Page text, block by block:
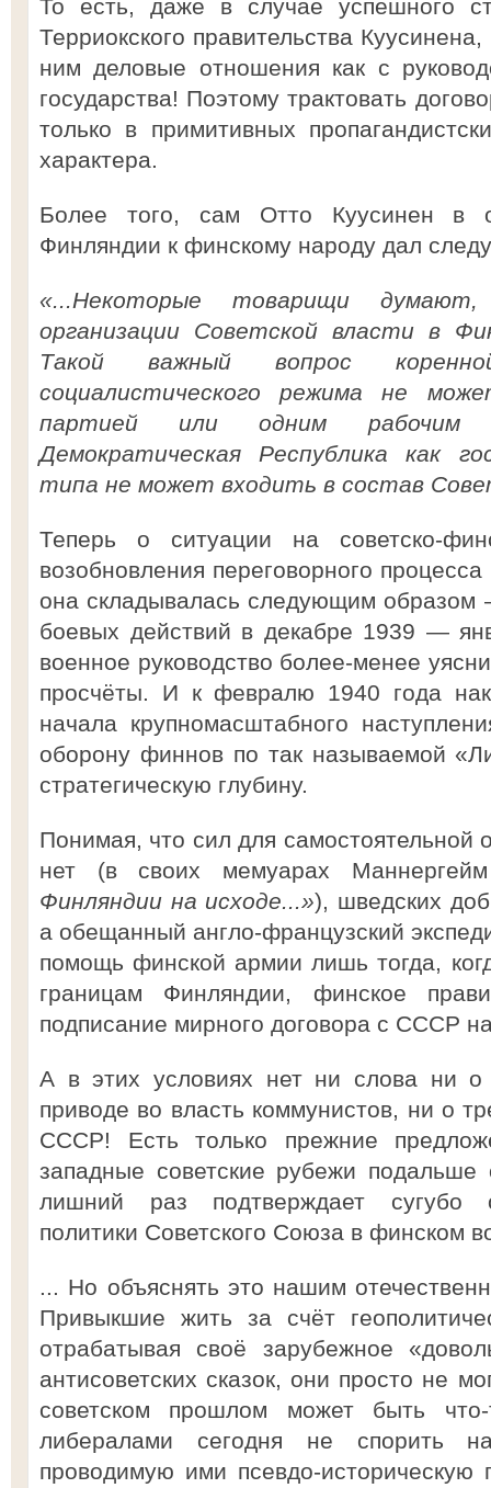
То есть, даже в случае успешного
Терриокского правительства
ним деловые отношения как с
государства! Поэтому трактовать
только в примитивных
характера.
Более того, сам Отто Куусинен в
Финляндии к финскому народу дал
«...Некоторые товарищи
организации Советской власти в
Такой важный вопрос
социалистического режима не
партией или одним рабочим
Демократическая Республика как
типа не может входить в состав
Теперь о ситуации на советско-
возобновления переговорного
она складывалась следующим образом
боевых действий в декабре 1939 —
военное руководство более-менее
просчёты. И к февралю 1940 года
начала крупномасштабного
оборону финнов по так называемой
стратегическую глубину.
Понимая, что сил для
нет (в своих мемуарах
Финляндии на исходе...»), шведских
а обещанный англо-французский
помощь финской армии лишь тогда,
границам Финляндии, финское
подписание мирного договора с СССР
А в этих условиях нет ни слова ни о
приводе во власть коммунистов, ни о
СССР! Есть только прежние
западные советские рубежи подальше
лишний раз подтверждает сугубо
политики Советского Союза в финском
... Но объяснять это нашим
Привыкшие жить за счёт
отрабатывая своё зарубежное
антисоветских сказок, они просто не
советском прошлом может быть
либералами сегодня не спорить
проводимую ими псевдо-историческую